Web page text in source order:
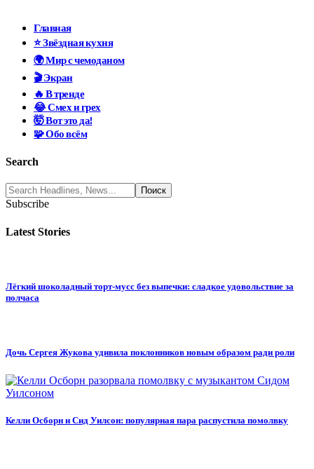
Главная
⭐ Звёздная кухня
🌍 Мир с чемоданом
🎬 Экран
🔥 В тренде
😂 Смех и грех
🤯 Вот это да!
🧩 Обо всём
Search
Subscribe
Latest Stories
Лёгкий шоколадный торт-мусс без выпечки: сладкое удовольствие за
полчаса
Дочь Сергея Жукова удивила поклонников новым образом ради роли
Келли Осборн и Сид Уилсон: популярная пара распустила помолвку